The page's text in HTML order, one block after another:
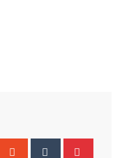
StumbleUpon
Tumblr